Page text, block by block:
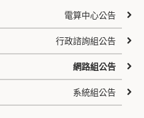
電算中心公告
行政諮詢組公告
網路組公告
系統組公告